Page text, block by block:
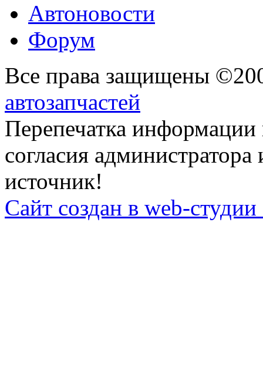
Автоновости
Форум
Все права защищены
автозапчастей
Перепечатка
согласия
источник!
Сайт создан в web-